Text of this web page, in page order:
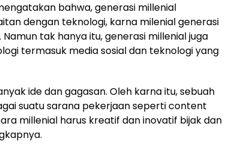
bahwa, generasi millenial
dengan teknologi, karna milenial generasi
tak hanya itu, generasi millenial juga
termasuk media sosial dan teknologi yang
ide dan gagasan. Oleh karna itu, sebuah
suatu sarana pekerjaan seperti content
millenial harus kreatif dan inovatif bijak dan